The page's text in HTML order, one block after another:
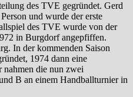
des TVE gegründet. Gerd
und wurde der erste
des TVE wurde von der
in Burgdorf angepfiffen.
In der kommenden Saison
1974 dann eine
nahmen die nun zwei
B an einem Handballturnier in